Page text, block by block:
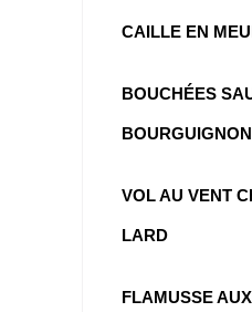
CAILLE EN
BOUCHÉES
VOL AU VENT
LARD
FLAMUSSE